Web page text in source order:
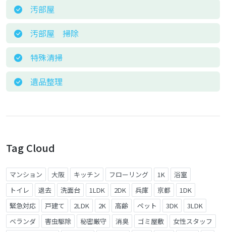
汚部屋
汚部屋 掃除
特殊清掃
遺品整理
Tag Cloud
マンション 大阪 キッチン フローリング 1K
浴室
トイレ
退去 洗面台 1LDK 2DK 兵庫 京都
1DK
緊急対応
戸建て 2LDK 2K 高齢 ペット 3DK
3LDK
ベランダ
害虫駆除 秘密厳守 消臭 ゴミ屋敷
女性スタッフ